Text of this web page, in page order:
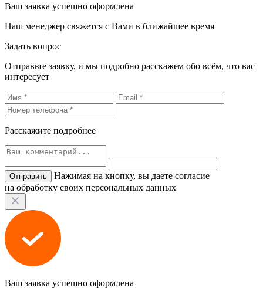
Ваш заявка успешно оформлена
Наш менеджер свяжется с Вами в ближайшее время
Задать вопрос
Отправьте заявку, и мы подробно расскажем обо всём, что вас
интересует
Расскажите подробнее
Нажимая на кнопку, вы даете согласие
на обработку своих персональных данных
Ваш заявка успешно оформлена